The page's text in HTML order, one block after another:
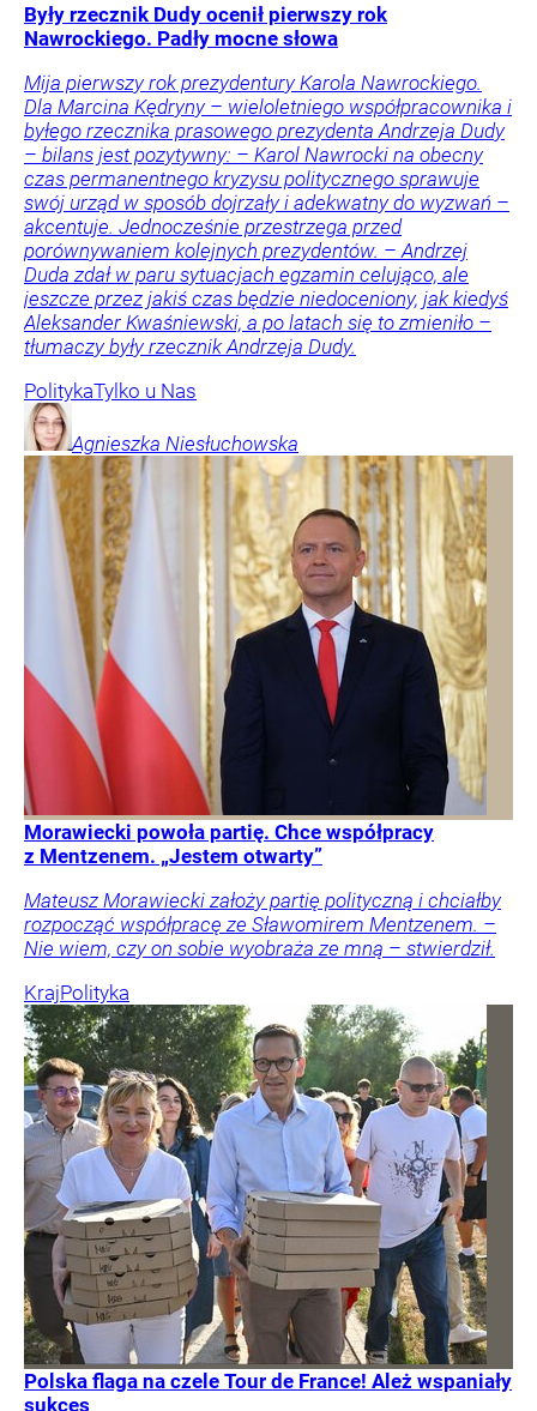
Były rzecznik Dudy ocenił pierwszy rok
Nawrockiego. Padły mocne słowa
Mija pierwszy rok prezydentury Karola Nawrockiego.
Dla Marcina Kędryny – wieloletniego współpracownika i
byłego rzecznika prasowego prezydenta Andrzeja Dudy
– bilans jest pozytywny: – Karol Nawrocki na obecny
czas permanentnego kryzysu politycznego sprawuje
swój urząd w sposób dojrzały i adekwatny do wyzwań –
akcentuje. Jednocześnie przestrzega przed
porównywaniem kolejnych prezydentów. – Andrzej
Duda zdał w paru sytuacjach egzamin celująco, ale
jeszcze przez jakiś czas będzie niedoceniony, jak kiedyś
Aleksander Kwaśniewski, a po latach się to zmieniło –
tłumaczy były rzecznik Andrzeja Dudy.
PolitykaTylko u Nas
Agnieszka Niesłuchowska
Morawiecki powoła partię. Chce współpracy
z Mentzenem. „Jestem otwarty”
Mateusz Morawiecki założy partię polityczną i chciałby
rozpocząć współpracę ze Sławomirem Mentzenem. –
Nie wiem, czy on sobie wyobraża ze mną – stwierdził.
KrajPolityka
Polska flaga na czele Tour de France! Ależ wspaniały
sukces